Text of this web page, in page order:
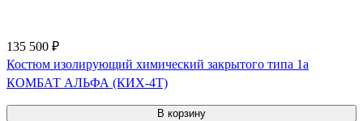
135 500 ₽
Костюм изолирующий химический закрытого типа 1a
КОМБАТ АЛЬФА (КИХ-4Т)
В корзину